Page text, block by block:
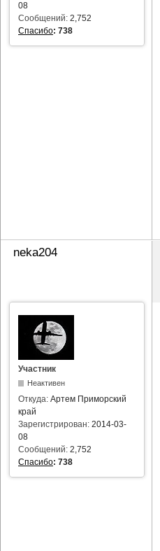
08
Сообщений: 2,752
Спасибо: 738
neka204
Участник
Неактивен
Откуда: Артем Приморский
край
Зарегистрирован: 2014-03-
08
Сообщений: 2,752
Спасибо: 738